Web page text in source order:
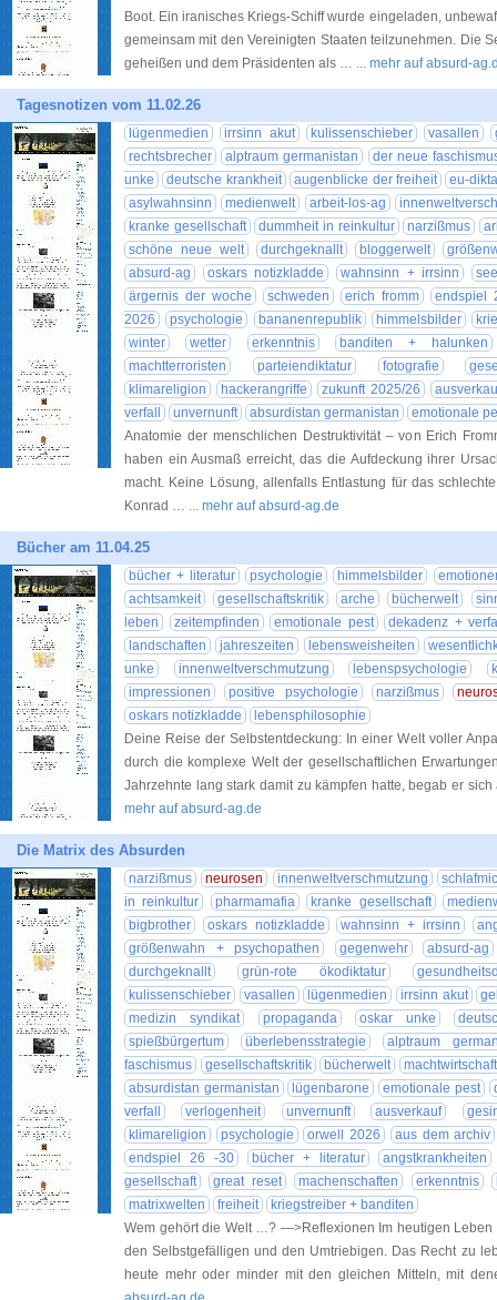
Boot. Ein iranisches Kriegs-Schiff wurde eingeladen,
gemeinsam mit den Vereinigten Staaten teilzunehmen. Die
geheißen und dem Präsidenten als … ... mehr auf absurd-
Tagesnotizen vom 11.02.26
lügenmedien irrsinn akut kulissenschieber vasallen
rechtsbrecher
alptraum germanistan
der neue
unke
deutsche krankheit augenblicke der freiheit
eu-
asylwahnsinn
medienwelt arbeit-los-ag
kranke gesellschaft
dummheit in reinkultur narzißmus
schöne neue welt
durchgeknallt bloggerwelt
absurd-ag
oskars notizkladde wahnsinn + irrsinn
ärgernis der woche
schweden erich fromm
endspiel
2026
psychologie bananenrepublik himmelsbilder
winter
wetter erkenntnis
banditen + halunken
machtterroristen
parteiendiktatur fotografie
klimareligion
hackerangriffe zukunft 2025/26
verfall
unvernunft absurdistan germanistan
emotionale
Anatomie der menschlichen Destruktivität – von Erich
haben ein Ausmaß erreicht, das die Aufdeckung ihrer
macht. Keine Lösung, allenfalls Entlastung für das
Konrad … ... mehr auf absurd-ag.de
Bücher am 11.04.25
bücher + literatur psychologie himmelsbilder
achtsamkeit
gesellschaftskritik arche bücherwelt
leben
zeitempfinden emotionale pest
dekadenz +
landschaften
jahreszeiten lebensweisheiten
unke
innenweltverschmutzung lebenspsychologie
impressionen
positive psychologie narzißmus
oskars notizkladde
lebensphilosophie
Deine Reise der Selbstentdeckung: In einer Welt voller
durch die komplexe Welt der gesellschaftlichen
Jahrzehnte lang stark damit zu kämpfen hatte, begab er
mehr auf absurd-ag.de
Die Matrix des Absurden
narzißmus neurosen innenweltverschmutzung
in reinkultur
pharmamafia kranke gesellschaft
bigbrother
oskars notizkladde wahnsinn + irrsinn
größenwahn + psychopathen
gegenwehr
absurd-ag
durchgeknallt
grün-rote ökodiktatur
kulissenschieber
vasallen lügenmedien irrsinn akut
medizin syndikat
propaganda oskar unke
spießbürgertum
überlebensstrategie
alptraum
faschismus
gesellschaftskritik bücherwelt
machtwirtschaft
absurdistan germanistan
lügenbarone emotionale pest
verfall
verlogenheit unvernunft ausverkauf
klimareligion
psychologie orwell 2026
aus dem archiv
endspiel 26 -30
bücher + literatur
angstkrankheiten
gesellschaft
great reset machenschaften erkenntnis
matrixwelten
freiheit
kriegstreiber + banditen
Wem gehört die Welt …? —>Reflexionen Im heutigen Leben
den Selbstgefälligen und den Umtriebigen. Das Recht zu
heute mehr oder minder mit den gleichen Mitteln, mit